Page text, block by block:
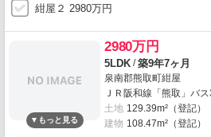
紺屋２ 2980万円
2980万円
5LDK /築9年7ヶ月
泉南郡熊取町紺屋
ＪＲ阪和線「熊取」バ
土地 129.39m²（登記）
建物 108.47m²（登記）